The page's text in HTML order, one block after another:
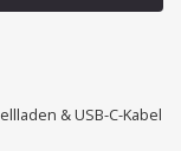
& USB-C-Kabel